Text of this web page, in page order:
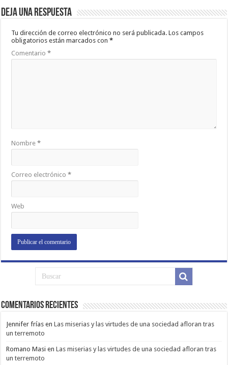
Deja una respuesta
Tu dirección de correo electrónico no será publicada. Los campos
obligatorios están marcados con*
Comentario*
Nombre*
Correo electrónico*
Web
Comentarios Recientes
Jennifer frías enLas miserias y las virtudes de una sociedad afloran tras
un terremoto
Romano Masi enLas miserias y las virtudes de una sociedad afloran tras
un terremoto